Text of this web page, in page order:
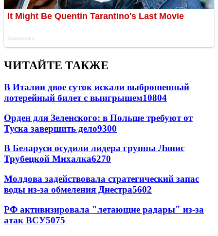
ЧИТАЙТЕ ТАКЖЕ
В Италии двое суток искали выброшенный
лотерейный билет с выигрышем10804
Орден для Зеленского: в Польше требуют от
Туска завершить дело9300
В Беларуси осудили лидера группы Ляпис
Трубецкой Михалка6270
Молдова задействовала стратегический запас
воды из-за обмеления Днестра5602
РФ активизировала "летающие радары" из-за
атак ВСУ5075